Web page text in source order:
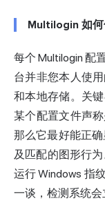
Multilogin 如
每个 Multilogin 配
台并非您本人使
和本地存储。关
某个配置文件声称
那么它最好能正
及匹配的图形行
运行 Windows 指
一谈，检测系统会